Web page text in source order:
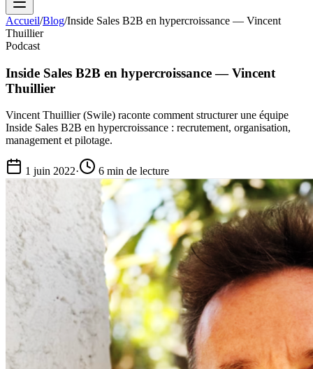
Accueil/Blog/Inside Sales B2B en hypercroissance — Vincent
Thuillier
Podcast
Inside Sales B2B en hypercroissance — Vincent
Thuillier
Vincent Thuillier (Swile) raconte comment structurer une équipe
Inside Sales B2B en hypercroissance : recrutement, organisation,
management et pilotage.
1 juin 2022· 6 min de lecture